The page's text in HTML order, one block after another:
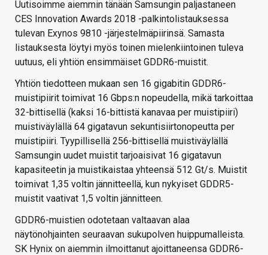
Uutisoimme aiemmin tänään Samsungin paljastaneen
CES Innovation Awards 2018 -palkintolistauksessa
tulevan Exynos 9810 -järjestelmäpiirinsä. Samasta
listauksesta löytyi myös toinen mielenkiintoinen tuleva
uutuus, eli yhtiön ensimmäiset GDDR6-muistit.
Yhtiön tiedotteen mukaan sen 16 gigabitin GDDR6-
muistipiirit toimivat 16 Gbps:n nopeudella, mikä tarkoittaa
32-bittisellä (kaksi 16-bittistä kanavaa per muistipiiri)
muistiväylällä 64 gigatavun sekuntisiirtonopeutta per
muistipiiri. Tyypillisellä 256-bittisellä muistiväylällä
Samsungin uudet muistit tarjoaisivat 16 gigatavun
kapasiteetin ja muistikaistaa yhteensä 512 Gt/s. Muistit
toimivat 1,35 voltin jännitteellä, kun nykyiset GDDR5-
muistit vaativat 1,5 voltin jännitteen.
GDDR6-muistien odotetaan valtaavan alaa
näytönohjainten seuraavan sukupolven huippumalleista.
SK Hynix on aiemmin ilmoittanut ajoittaneensa GDDR6-